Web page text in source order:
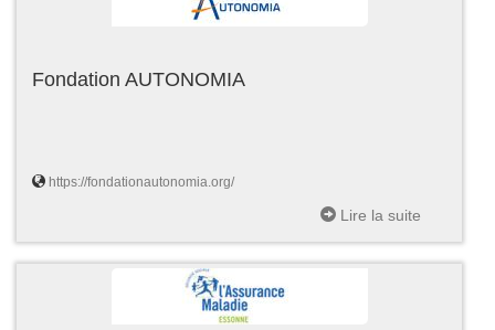
Fondation AUTONOMIA
https://fondationautonomia.org/
Lire la suite